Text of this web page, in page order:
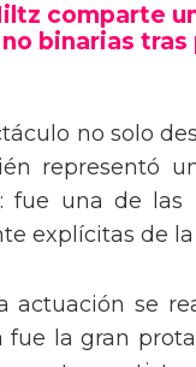
comparte
binarias
no solo
representó
fue una de las
explícitas de la
actuación se
fue la gran